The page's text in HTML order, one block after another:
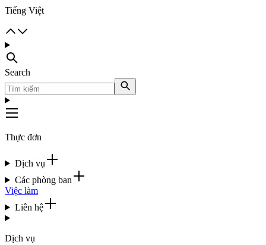
Tiếng Việt
Search
Thực đơn
Dịch vụ
Các phòng ban
Việc làm
Liên hệ
Dịch vụ